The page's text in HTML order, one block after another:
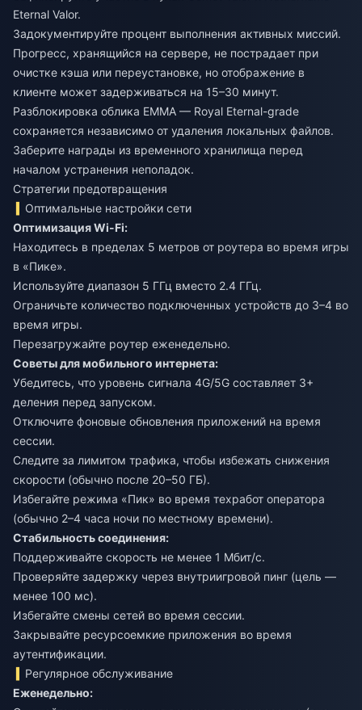
Eternal Valor.
Задокументируйте процент выполнения активных миссий.
Прогресс, хранящийся на сервере, не пострадает при
очистке кэша или переустановке, но отображение в
клиенте может задерживаться на 15–30 минут.
Разблокировка облика EMMA — Royal Eternal-grade
сохраняется независимо от удаления локальных файлов.
Заберите награды из временного хранилища перед
началом устранения неполадок.
Стратегии предотвращения
Оптимальные настройки сети
Оптимизация Wi-Fi:
Находитесь в пределах 5 метров от роутера во время игры
в «Пике».
Используйте диапазон 5 ГГц вместо 2.4 ГГц.
Ограничьте количество подключенных устройств до 3–4 во
время игры.
Перезагружайте роутер еженедельно.
Советы для мобильного интернета:
Убедитесь, что уровень сигнала 4G/5G составляет 3+
деления перед запуском.
Отключите фоновые обновления приложений на время
сессии.
Следите за лимитом трафика, чтобы избежать снижения
скорости (обычно после 20–50 ГБ).
Избегайте режима «Пик» во время техработ оператора
(обычно 2–4 часа ночи по местному времени).
Стабильность соединения:
Поддерживайте скорость не менее 1 Мбит/с.
Проверяйте задержку через внутриигровой пинг (цель —
менее 100 мс).
Избегайте смены сетей во время сессии.
Закрывайте ресурсоемкие приложения во время
аутентификации.
Регулярное обслуживание
Еженедельно: